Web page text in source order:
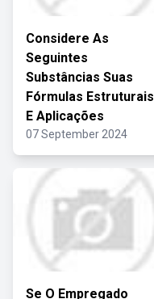
Considere As
Seguintes
Substâncias Suas
Fórmulas Estruturais
E Aplicações
07 September 2024
Se O Empregado